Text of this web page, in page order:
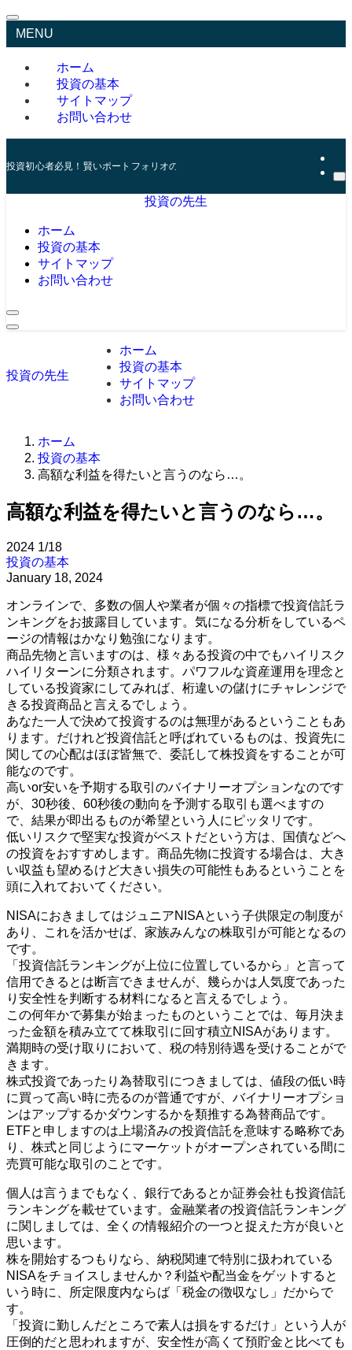
MENU
ホーム
投資の基本
サイトマップ
お問い合わせ
投資初心者必見！賢いポートフォリオの組み方とリスク管理の秘訣
投資の先生
ホーム
投資の基本
サイトマップ
お問い合わせ
投資の先生
ホーム
投資の基本
サイトマップ
お問い合わせ
ホーム
投資の基本
高額な利益を得たいと言うのなら…。
高額な利益を得たいと言うのなら…。
2024 1/18
投資の基本
January 18, 2024
オンラインで、多数の個人や業者が個々の指標で投資信託ラ
ンキングをお披露目しています。気になる分析をしているペ
ージの情報はかなり勉強になります。
商品先物と言いますのは、様々ある投資の中でもハイリスク
ハイリターンに分類されます。パワフルな資産運用を理念と
している投資家にしてみれば、桁違いの儲けにチャレンジで
きる投資商品と言えるでしょう。
あなた一人で決めて投資するのは無理があるということもあ
ります。だけれど投資信託と呼ばれているものは、投資先に
関しての心配はほぼ皆無で、委託して株投資をすることが可
能なのです。
高いor安いを予期する取引のバイナリーオプションなのです
が、30秒後、60秒後の動向を予測する取引も選べますの
で、結果が即出るものが希望という人にピッタリです。
低いリスクで堅実な投資がベストだという方は、国債などへ
の投資をおすすめします。商品先物に投資する場合は、大き
い収益も望めるけど大きい損失の可能性もあるということを
頭に入れておいてください。
NISAにおきましてはジュニアNISAという子供限定の制度が
あり、これを活かせば、家族みんなの株取引が可能となるの
です。
「投資信託ランキングが上位に位置しているから」と言って
信用できるとは断言できませんが、幾らかは人気度であった
り安全性を判断する材料になると言えるでしょう。
この何年かで募集が始まったものということでは、毎月決ま
った金額を積み立てて株取引に回す積立NISAがあります。
満期時の受け取りにおいて、税の特別待遇を受けることがで
きます。
株式投資であったり為替取引につきましては、値段の低い時
に買って高い時に売るのが普通ですが、バイナリーオプショ
ンはアップするかダウンするかを類推する為替商品です。
ETFと申しますのは上場済みの投資信託を意味する略称であ
り、株式と同じようにマーケットがオープンされている間に
売買可能な取引のことです。
個人は言うまでもなく、銀行であるとか証券会社も投資信託
ランキングを載せています。金融業者の投資信託ランキング
に関しましては、全くの情報紹介の一つと捉えた方が良いと
思います。
株を開始するつもりなら、納税関連で特別に扱われている
NISAをチョイスしませんか？利益や配当金をゲットすると
いう時に、所定限度内ならば「税金の徴収なし」だからで
す。
「投資に勤しんだところで素人は損をするだけ」という人が
圧倒的だと思われますが、安全性が高くて預貯金と比べても